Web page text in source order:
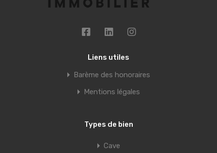
Liens utiles
Barème des honoraires
Mentions légales
Types de bien
Cave